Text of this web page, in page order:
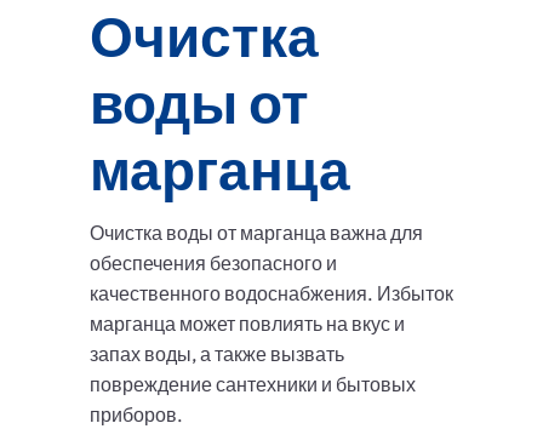
Очистка
воды от
марганца
Очистка воды от марганца важна для
обеспечения безопасного и
качественного водоснабжения. Избыток
марганца может повлиять на вкус и
запах воды, а также вызвать
повреждение сантехники и бытовых
приборов.